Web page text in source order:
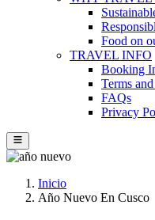
Food on
TRAVEL INFO
Booking
Terms
FAQs
Privacy
Inicio
Año Nuevo En Cusco